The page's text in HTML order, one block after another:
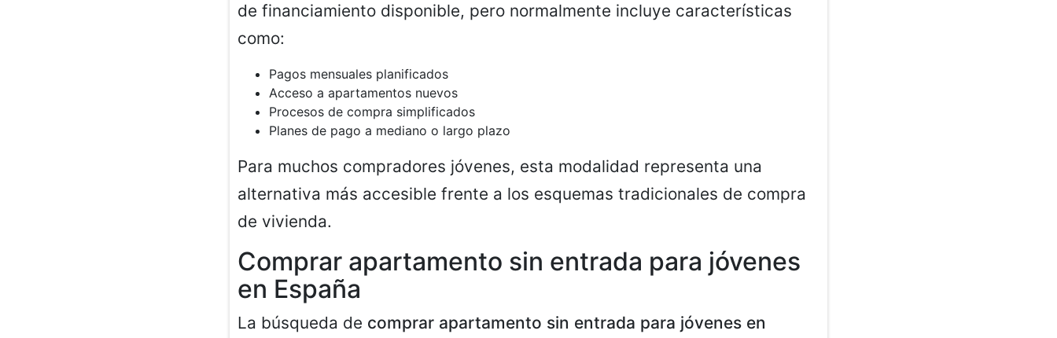
de financiamiento disponible, pero normalmente incluye características
como:
Pagos mensuales planificados
Acceso a apartamentos nuevos
Procesos de compra simplificados
Planes de pago a mediano o largo plazo
Para muchos compradores jóvenes, esta modalidad representa una
alternativa más accesible frente a los esquemas tradicionales de compra
de vivienda.
Comprar apartamento sin entrada para jóvenes
en España
La búsqueda de comprar apartamento sin entrada para jóvenes en